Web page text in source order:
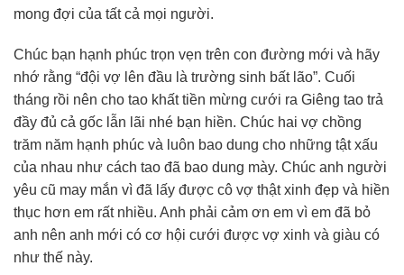
mong đợi của tất cả mọi người.
Chúc bạn hạnh phúc trọn vẹn trên con đường mới và hãy
nhớ rằng “đội vợ lên đầu là trường sinh bất lão”. Cuối
tháng rồi nên cho tao khất tiền mừng cưới ra Giêng tao trả
đầy đủ cả gốc lẫn lãi nhé bạn hiền. Chúc hai vợ chồng
trăm năm hạnh phúc và luôn bao dung cho những tật xấu
của nhau như cách tao đã bao dung mày. Chúc anh người
yêu cũ may mắn vì đã lấy được cô vợ thật xinh đẹp và hiền
thục hơn em rất nhiều. Anh phải cảm ơn em vì em đã bỏ
anh nên anh mới có cơ hội cưới được vợ xinh và giàu có
như thế này.